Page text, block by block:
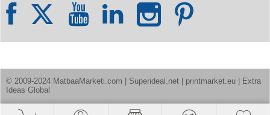
© 2009-2024 MatbaaMarketi.com | Superideal.net | printmarket.eu | Extra
Ideas Global